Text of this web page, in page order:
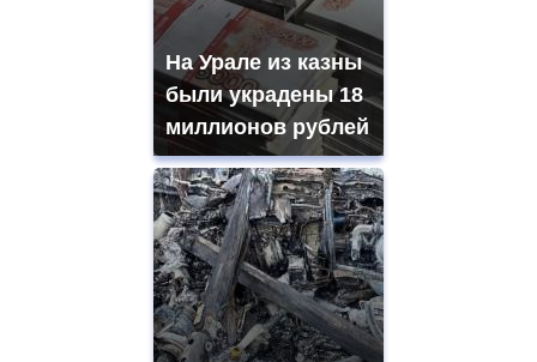
На Урале из казны
были украдены 18
миллионов рублей